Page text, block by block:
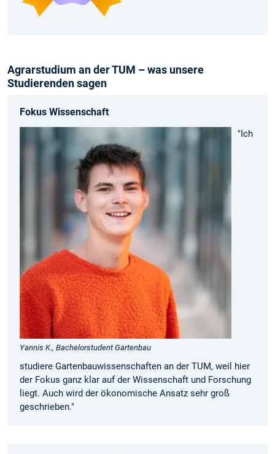
Agrarstudium an der TUM – was unsere
Studierenden sagen
Fokus Wissenschaft
Yannis K., Bachelorstudent Gartenbau
"Ich
studiere Gartenbau­wissenschaften an der TUM, weil hier
der Fokus ganz klar auf der Wissenschaft und Forschung
liegt. Auch wird der ökonomische Ansatz sehr groß
geschrieben."